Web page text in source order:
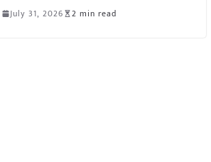
July 31, 2026 2 min read